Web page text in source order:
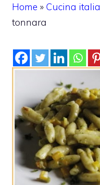
Home » Cucina
tonnara